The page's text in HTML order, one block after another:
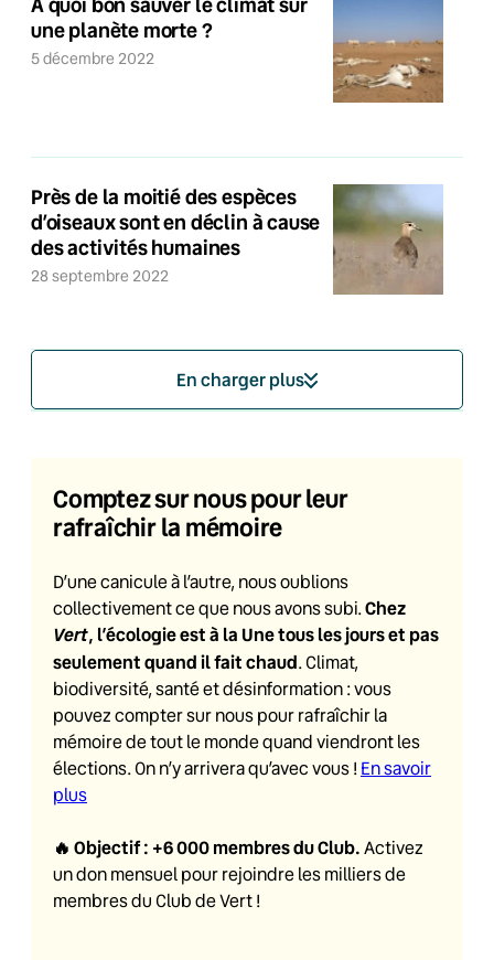
une planète morte ?
5 décembre 2022
Près de la moitié des espèces
d’oiseaux sont en déclin à cause
des activités humaines
28 septembre 2022
En charger plus
Comptez sur nous pour leur
rafraîchir la mémoire
D’une canicule à l’autre, nous oublions
collectivement ce que nous avons subi.Chez
Vert, l’écologie est à la Une tous les jours et pas
seulement quand il fait chaud. Climat,
biodiversité, santé et désinformation : vous
pouvez compter sur nous pour rafraîchir la
mémoire de tout le monde quand viendront les
élections. On n’y arrivera qu’avec vous ! En savoir
plus
🔥 Objectif : +6 000 membres du Club. Activez
un don mensuel pour rejoindre les milliers de
membres du Club de Vert !